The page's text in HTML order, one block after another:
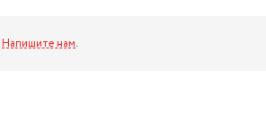
Напишите нам.